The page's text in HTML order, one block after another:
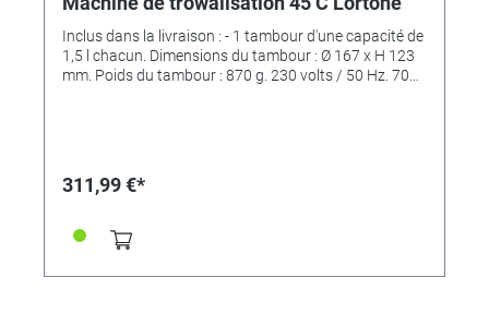
Inclus dans la livraison : - 1 tambour d'une capacité de
1,5 l chacun. Dimensions du tambour : Ø 167 x H 123
mm. Poids du tambour : 870 g. 230 volts / 50 Hz. 70
311,99 €*